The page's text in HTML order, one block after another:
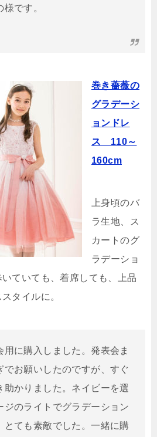
作りの様です。
巻き薔薇の
グラデーシ
ョンドレ
ス 110～
160cm
上身頃のバ
ラ生地、ス
カートのグ
ラデーショ
ていても、着席しても、上品
タイルに。
に購入しました。発表会ま
でお願いしたのですが、すぐ
助かりました。ネイビーを選
ジのライトでグラデーション
とても素敵でした。一緒に購